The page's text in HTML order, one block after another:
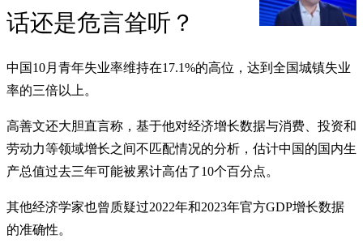
话还是危言耸听？
中国10月青年失业率维持在17.1%的高位，达到全国城镇失业
率的三倍以上。
高善文还大胆直言称，基于他对经济增长数据与消费、投资和
劳动力等领域增长之间不匹配情况的分析，估计中国的国内生
产总值过去三年可能被累计高估了10个百分点。
其他经济学家也曾质疑过2022年和2023年官方GDP增长数据
的准确性。